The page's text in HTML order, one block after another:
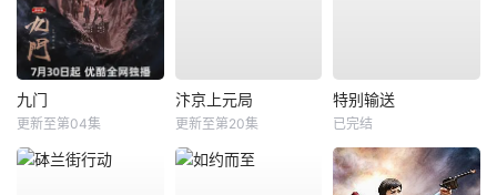
九门
更新至第04集
汴京上元局
更新至第20集
特别输送
已完结